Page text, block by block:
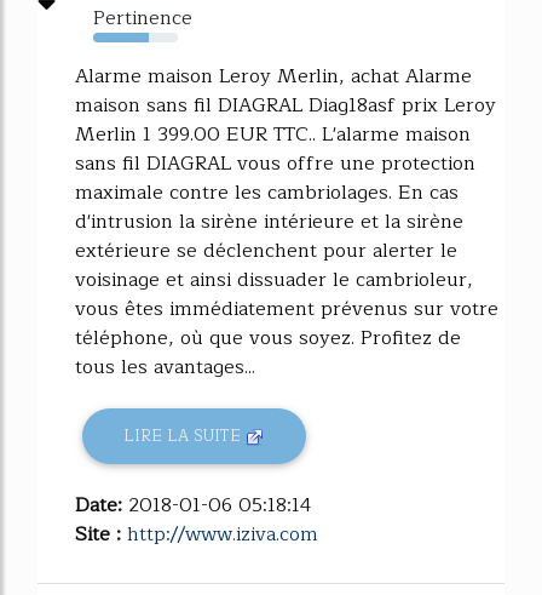
Pertinence
65%
Alarme maison Leroy Merlin, achat Alarme
maison sans fil DIAGRAL Diag18asf prix Leroy
Merlin 1 399.00 EUR TTC.. L'alarme maison
sans fil DIAGRAL vous offre une protection
maximale contre les cambriolages. En cas
d'intrusion la sirène intérieure et la sirène
extérieure se déclenchent pour alerter le
voisinage et ainsi dissuader le cambrioleur,
vous êtes immédiatement prévenus sur votre
téléphone, où que vous soyez. Profitez de
tous les avantages...
LIRE LA SUITE
Date: 2018-01-06 05:18:14
Site :http://www.iziva.com